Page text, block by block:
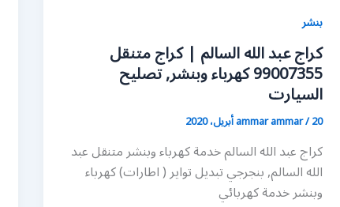
بنشر
كراج عبد الله السالم | كراج متنقل
99007355 كهرباء وبنشر, تصليح
السيارت
ammar ammar/20 أبريل، 2020
كراج عبد الله السالم خدمة كهرباء وبنشر متنقل عبد
الله السالم, بنجرجي تبديل تواير ( اطارات) كهرباء
وبنشر خدمة كهربائي